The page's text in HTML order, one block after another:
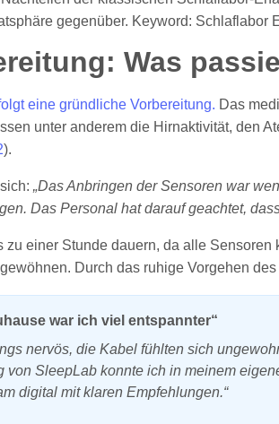
Was
eine gründliche Vorbereitung. Das
unter anderem die Hirnaktivität, den
).
„Das Anbringen der Sensoren war
Das Personal hat darauf geachtet,
zu einer Stunde dauern, da alle
Durch das ruhige Vorgehen
war ich viel entspannter“
nervös, die Kabel fühlten sich
von SleepLab konnte ich in meinem
digital mit klaren Empfehlungen.“